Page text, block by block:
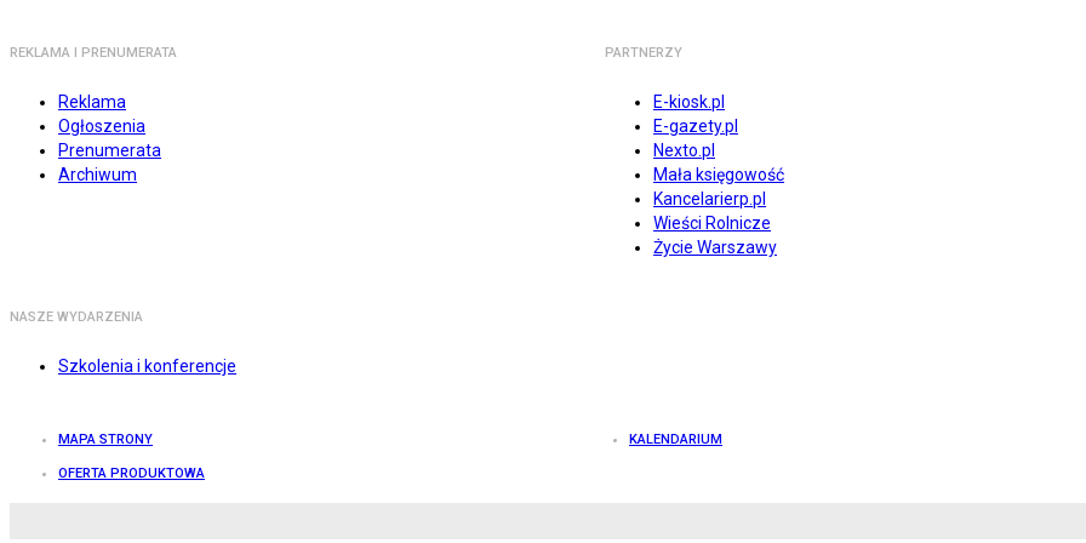
REKLAMA I PRENUMERATA
Reklama
Ogłoszenia
Prenumerata
Archiwum
PARTNERZY
E-kiosk.pl
E-gazety.pl
Nexto.pl
Mała księgowość
Kancelarierp.pl
Wieści Rolnicze
Życie Warszawy
NASZE WYDARZENIA
Szkolenia i konferencje
MAPA STRONY KALENDARIUM
OFERTA PRODUKTOWA